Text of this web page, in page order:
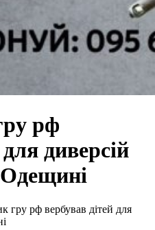
рф
диверсій
Одещині
гру рф вербував дітей для